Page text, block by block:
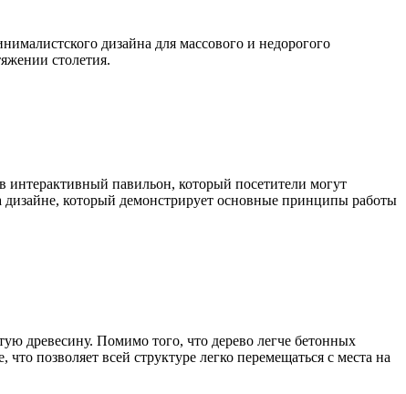
дизайна для массового и недорогого
столетия.
интерактивный павильон, который посетители могут
который демонстрирует основные принципы работы
древесину. Помимо того, что дерево легче бетонных
позволяет всей структуре легко перемещаться с места на